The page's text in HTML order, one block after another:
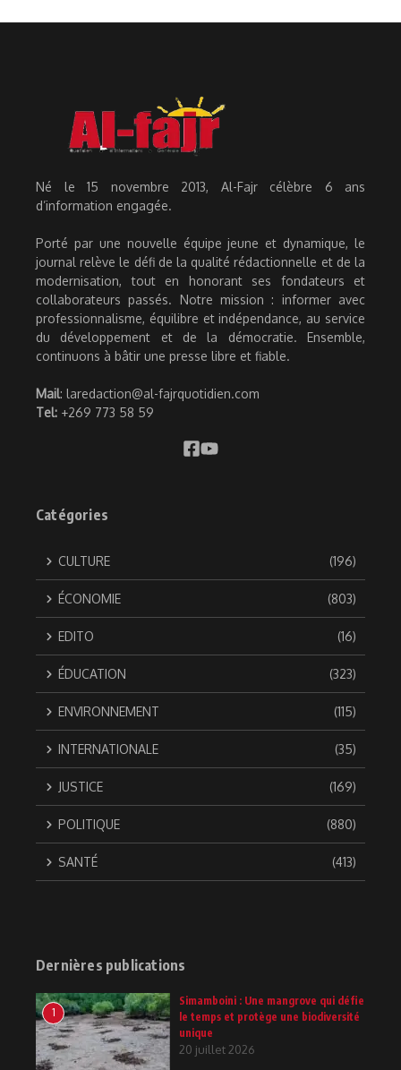
Né le 15 novembre 2013, Al-Fajr célèbre 6 ans
d’information engagée.
Porté par une nouvelle équipe jeune et dynamique, le
journal relève le défi de la qualité rédactionnelle et de la
modernisation, tout en honorant ses fondateurs et
collaborateurs passés. Notre mission : informer avec
professionnalisme, équilibre et indépendance, au service
du développement et de la démocratie. Ensemble,
continuons à bâtir une presse libre et fiable.
Mail: laredaction@al-fajrquotidien.com
Tel: +269 773 58 59
Catégories
CULTURE (196)
ÉCONOMIE (803)
EDITO (16)
ÉDUCATION (323)
ENVIRONNEMENT (115)
INTERNATIONALE (35)
JUSTICE (169)
POLITIQUE (880)
SANTÉ (413)
Dernières publications
1
Simamboini : Une mangrove qui défie
le temps et protège une biodiversité
unique
20 juillet 2026